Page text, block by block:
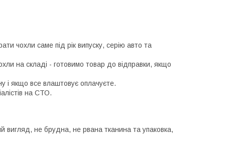
чохли саме під рік випуску, серію авто та
на складі - готовимо товар до відправки, якщо
і якщо все влаштовує оплачуєте.
на СТО.
вигляд, не брудна, не рвана тканина та упаковка,